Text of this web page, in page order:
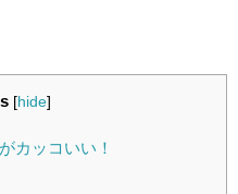
[hide]
カッコいい！